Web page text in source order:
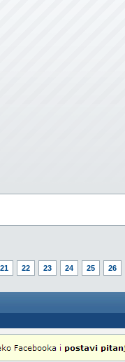
21 22 23 24 25 26